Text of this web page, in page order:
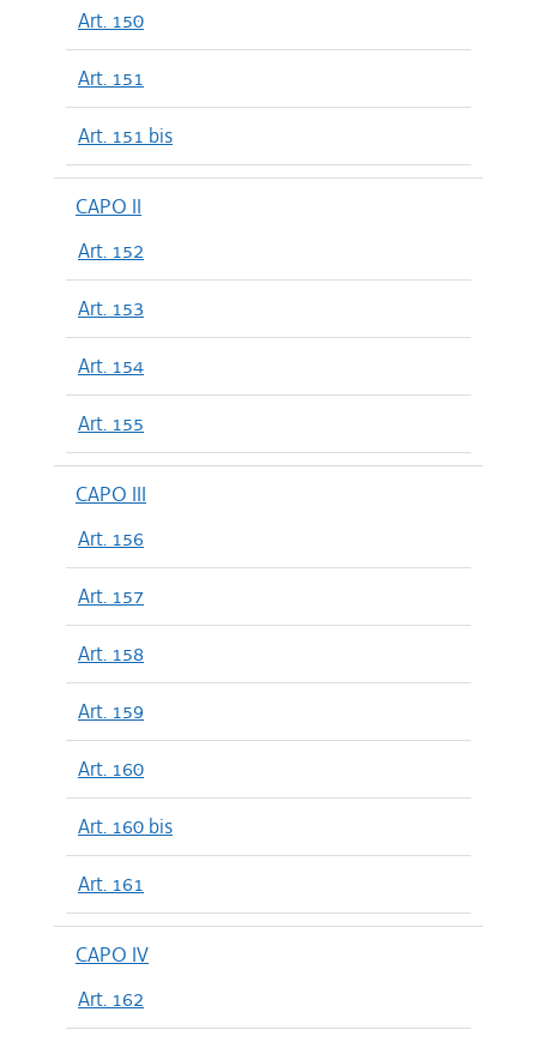
Art. 150
Art. 151
Art. 151 bis
CAPO II
Art. 152
Art. 153
Art. 154
Art. 155
CAPO III
Art. 156
Art. 157
Art. 158
Art. 159
Art. 160
Art. 160 bis
Art. 161
CAPO IV
Art. 162